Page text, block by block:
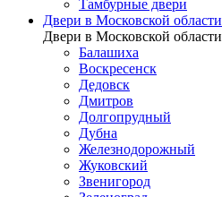
Тамбурные двери
Двери в Московской области
Двери в Московской области
Балашиха
Воскресенск
Дедовск
Дмитров
Долгопрудный
Дубна
Железнодорожный
Жуковский
Звенигород